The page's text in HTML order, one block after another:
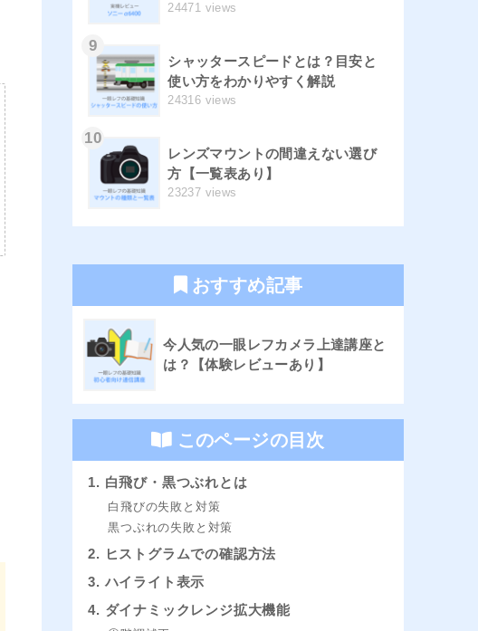
24471 views
9
シャッタースピードとは？目安と
使い方をわかりやすく解説
24316 views
10
レンズマウントの間違えない選び
方【一覧表あり】
23237 views
おすすめ記事
今人気の一眼レフカメラ上達講座と
は？【体験レビューあり】
このページの目次
1. 白飛び・黒つぶれとは
白飛びの失敗と対策
黒つぶれの失敗と対策
2. ヒストグラムでの確認方法
3. ハイライト表示
4. ダイナミックレンジ拡大機能